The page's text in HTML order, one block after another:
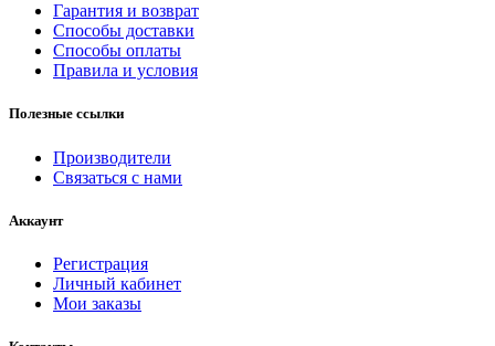
Гарантия и возврат
Способы доставки
Способы оплаты
Правила и условия
Полезные ссылки
Производители
Связаться с нами
Аккаунт
Регистрация
Личный кабинет
Мои заказы